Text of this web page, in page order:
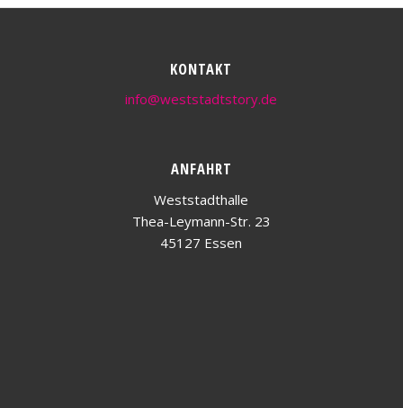
KONTAKT
info@weststadtstory.de
ANFAHRT
Weststadthalle
Thea-Leymann-Str. 23
45127 Essen